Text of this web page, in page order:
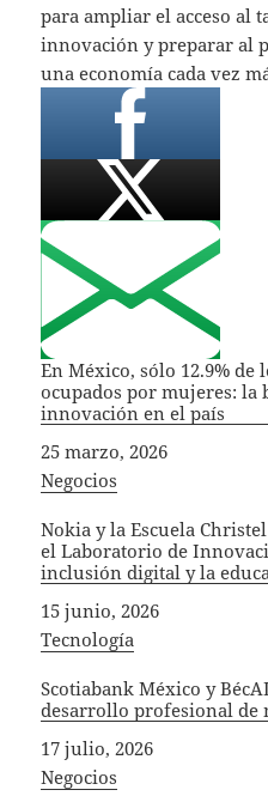
para ampliar el acceso al
innovación y preparar al
una economía cada vez
En México, sólo 12.9% de
ocupados por mujeres:
innovación en el país
Fecha
25 marzo, 2026
In relation to
Negocios
Nokia y la Escuela
el Laboratorio de
inclusión digital y la
Fecha
15 junio, 2026
In relation to
Tecnología
Scotiabank México y
desarrollo profesional de
Fecha
17 julio, 2026
In relation to
Negocios